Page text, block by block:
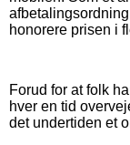
honorere prisen i
Forud for at folk
hver en tid
det undertiden et